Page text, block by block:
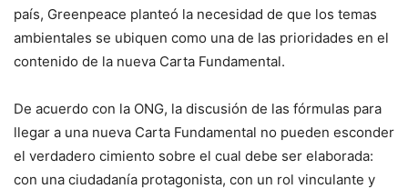
país, Greenpeace planteó la necesidad de que los temas
ambientales se ubiquen como una de las prioridades en el
contenido de la nueva Carta Fundamental.
De acuerdo con la ONG, la discusión de las fórmulas para
llegar a una nueva Carta Fundamental no pueden esconder
el verdadero cimiento sobre el cual debe ser elaborada:
con una ciudadanía protagonista, con un rol vinculante y